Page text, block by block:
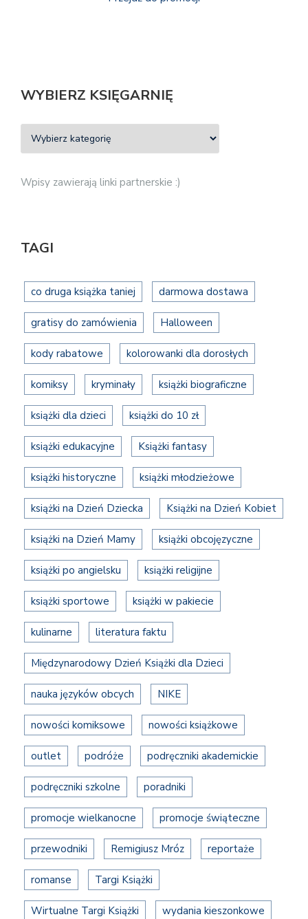
WYBIERZ KSIĘGARNIĘ
Wpisy zawierają linki partnerskie :)
TAGI
co druga książka taniej darmowa dostawa
gratisy do zamówienia Halloween
kody rabatowe kolorowanki dla dorosłych
komiksy kryminały książki biograficzne
książki dla dzieci książki do 10 zł
książki edukacyjne Książki fantasy
książki historyczne książki młodzieżowe
książki na Dzień Dziecka Książki na Dzień Kobiet
książki na Dzień Mamy książki obcojęzyczne
książki po angielsku książki religijne
książki sportowe książki w pakiecie
kulinarne literatura faktu
Międzynarodowy Dzień Książki dla Dzieci
nauka języków obcych NIKE
nowości komiksowe nowości książkowe
outlet podróże podręczniki akademickie
podręczniki szkolne poradniki
promocje wielkanocne promocje świąteczne
przewodniki Remigiusz Mróz reportaże
romanse Targi Książki
Wirtualne Targi Książki wydania kieszonkowe